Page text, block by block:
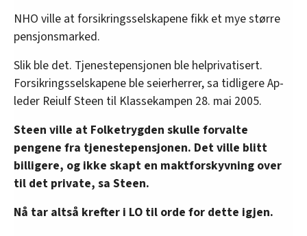
NHO ville at forsikringsselskapene fikk et mye større
pensjonsmarked.
Slik ble det. Tjenestepensjonen ble helprivatisert.
Forsikringsselskapene ble seierherrer, sa tidligere Ap-
leder Reiulf Steen til Klassekampen 28. mai 2005.
Steen ville at Folketrygden skulle forvalte
pengene fra tjenestepensjonen. Det ville blitt
billigere, og ikke skapt en maktforskyvning over
til det private, sa Steen.
Nå tar altså krefter i LO til orde for dette igjen.